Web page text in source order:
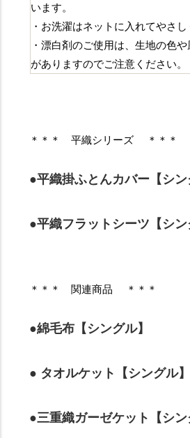
います。
・お洗濯はネットに入れてやさし
・漂白剤のご使用は、生地の色
がありますのでご注意ください。
＊＊＊ 平織シリーズ ＊＊＊
●平織掛ふとんカバー【シン
●平織フラットシーツ【シン
＊＊＊ 関連商品 ＊＊＊
●綿毛布【シングル】
● タオルケット【シングル
●三重織ガーゼケット【シン